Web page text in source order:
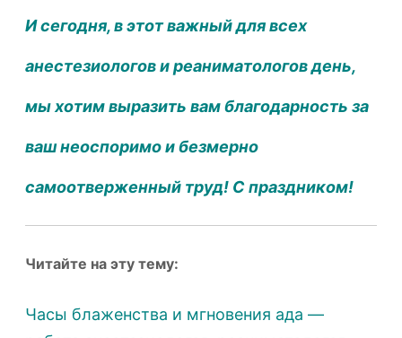
И сегодня, в этот важный для всех
анестезиологов и реаниматологов день,
мы хотим выразить вам благодарность за
ваш неоспоримо и безмерно
самоотверженный труд! С праздником!
Читайте на эту тему:
Часы блаженства и мгновения ада —